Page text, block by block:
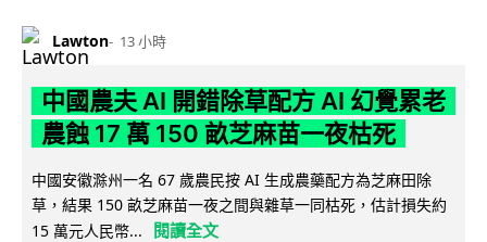
Lawton 13 小時
中國農夫 AI 開錯除草配方 AI 幻覺累老
農蝕 17 萬 150 畝芝麻苗一夜枯死
中國安徽滁州一名 67 歲農民按 AI 生成農藥配方為芝麻田除
草，結果 150 畝芝麻苗一夜之間與雜草一同枯死，估計損失約
15 萬元人民幣...
閱讀全文